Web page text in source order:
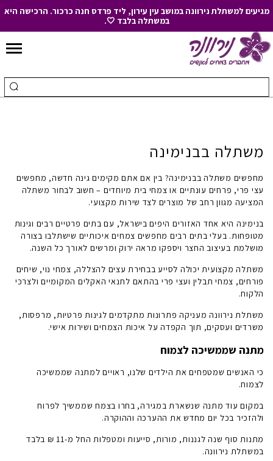
to
מגיעים למשתלת נירוונה במושב עין עירון, ליד פרדס חנה כרכור. הרכישה היא
במשתלה בלבד 🤍.
משתלה בבנימינה
מחפשים משתלה בבנימינה? בין אם אתם מקימים גינה חדשה, מחפשים
עצי פרי, פרחים עונתיים או צמחי בית מיוחדים – חשוב לבחור משתלה
המציעה מגוון רחב של מוצרים לצד שירות מקצועי.
בנימינה היא אחד האזורים היפים בישראל, עם בתים פרטיים רבים וגינות
מטופחות. בעלי בתים רבים מחפשים צמחים איכותיים שישתלבו בצורה
מושלמת בעיצוב החצר ויספקו מראה ירוק ומרשים לאורך כל השנה.
משתלה מקצועיתיכולה לסייע בבחירת עצים להצללה, צמחי נוי, שיחים
פורחים, צמחי תבלין ועצי פרי בהתאם לתנאי האקלים המקומיים ולצרכי
הלקוח.
משתלת נירוונהמעניקה פתרונות מתקדמים לגינות פרטיות, מרפסות,
משרדים ועסקים, תוך הקפדה על איכות הצמחים ושירות אישי.
מתנה שממשיכה לצמוח
כי האנשים שמטפחים את הילדים שלנו, ראויים למתנה שממשיכה
לצמוח.
במקום עוד מתנה שנשארת במגירה, בחרו בצמח שממשיך לפרוח
ולהזכיר בכל יום מחדש את ההערכה וההוקרה.
מתנות סוף שנה לגננות, מורות, סייעות ומטפלות החל מ-11 ₪ בלבד
במשתלת נירוונה.